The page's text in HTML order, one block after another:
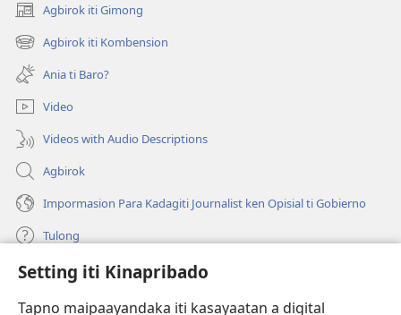
Setting iti Kinapribado
Tapno maipaayandaka iti kasayaatan a digital
Agbirok iti Gimong
(manglukat
iti
baro
window)
Agbirok iti Kombension
(manglukat
iti
baro
a
window)
Ania ti Baro?
Video
Videos with Audio Descriptions
Agbirok
Impormasion Para Kadagiti Journalist ken Opisial ti Gobierno
Tulong
Donasion
(manglukat
iti